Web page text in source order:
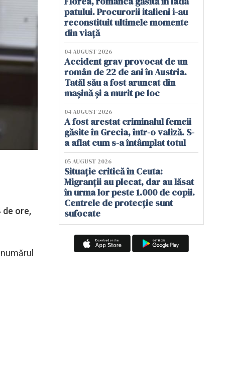
de ore,
patului. Procurorii italieni i-au
reconstituit ultimele momente
din viață
04 AUGUST 2026
Accident grav provocat de un
român de 22 de ani în Austria.
Tatăl său a fost aruncat din
mașină și a murit pe loc
04 AUGUST 2026
A fost arestat criminalul femeii
găsite în Grecia, într-o valiză. S-
a aflat cum s-a întâmplat totul
05 AUGUST 2026
Situație critică în Ceuta:
Migranții au plecat, dar au lăsat
în urma lor peste 1.000 de copii.
Centrele de protecție sunt
sufocate